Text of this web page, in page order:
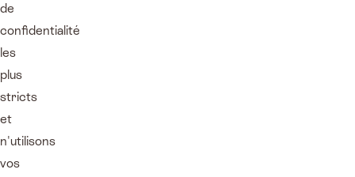
de
confidentialité
les
plus
stricts
et
n'utilisons
vos